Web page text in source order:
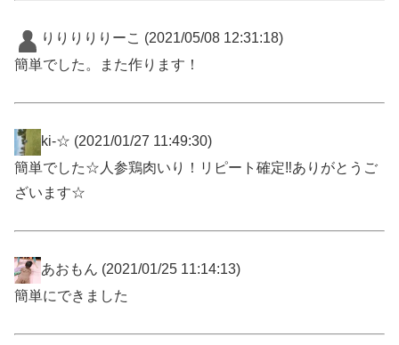
りりりりりーこ (2021/05/08 12:31:18)
簡単でした。また作ります！
ki-☆ (2021/01/27 11:49:30)
簡単でした☆人参鶏肉いり！リピート確定‼️ありがとうご
ざいます☆
あおもん (2021/01/25 11:14:13)
簡単にできました